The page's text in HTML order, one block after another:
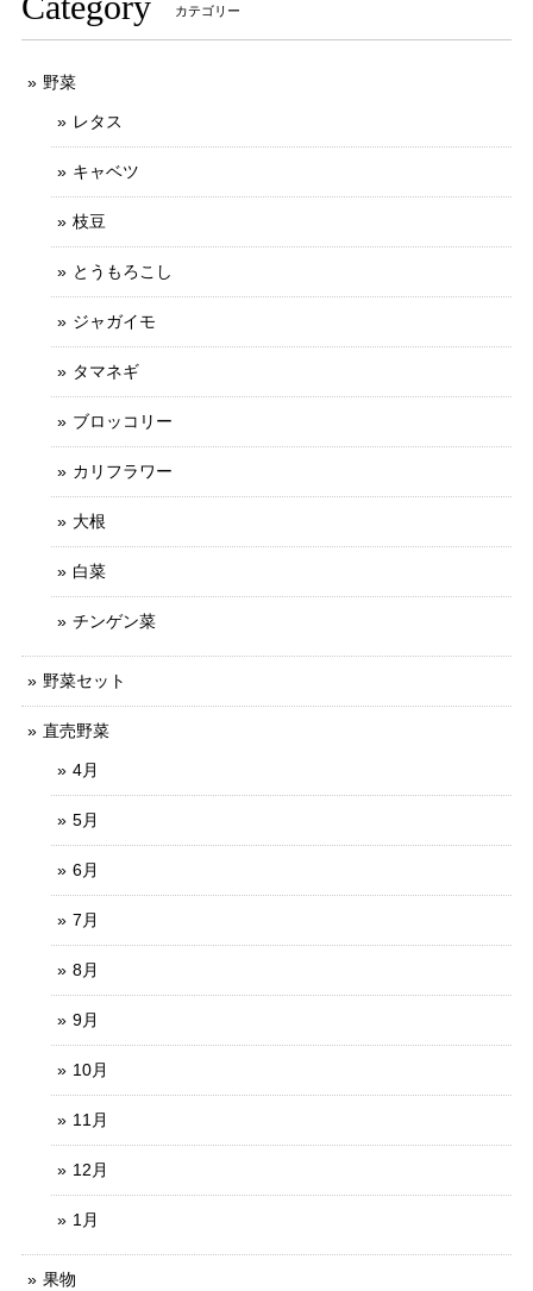
カテゴリー
野菜
レタス
キャベツ
枝豆
とうもろこし
ジャガイモ
タマネギ
ブロッコリー
カリフラワー
大根
白菜
チンゲン菜
野菜セット
直売野菜
4月
5月
6月
7月
8月
9月
10月
11月
12月
1月
果物